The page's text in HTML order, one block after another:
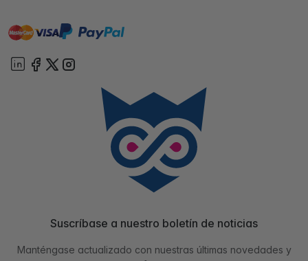
mastervisa paypal
Suscríbase a nuestro boletín de noticias
Manténgase actualizado con nuestras últimas novedades y